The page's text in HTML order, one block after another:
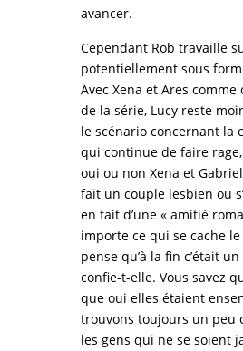
avancer.
Cependant Rob travaille
potentiellement sous
Avec Xena et Ares
de la série, Lucy reste
le scénario concernant la
qui continue de faire
oui ou non Xena et
fait un couple lesbien ou
en fait d’une « amitié
importe ce qui se cache le
pense qu’à la fin c’était
confie-t-elle. Vous savez
que oui elles étaient
trouvons toujours un peu
les gens qui ne se soient